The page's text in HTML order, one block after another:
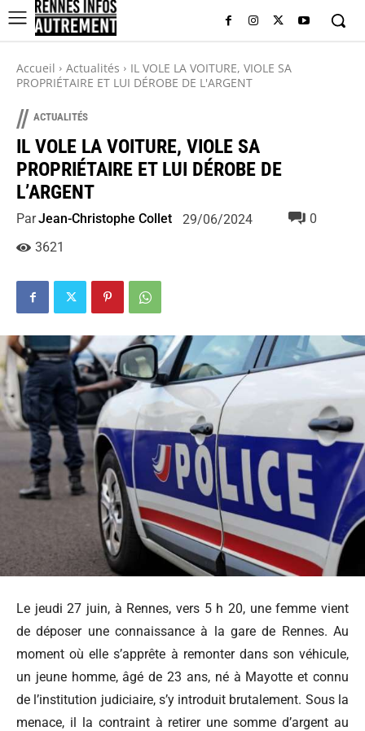
Accueil Actualités
IL VOLE LA VOITURE, VIOLE SA
PROPRIÉTAIRE ET LUI DÉROBE DE L'ARGENT
// ACTUALITÉS
IL VOLE LA VOITURE, VIOLE SA
PROPRIÉTAIRE ET LUI DÉROBE DE
L’ARGENT
ParJean-Christophe Collet 29/06/2024
0
3621
Le jeudi 27 juin, à Rennes, vers 5 h 20, une femme vient
de déposer une connaissance à la gare de Rennes. Au
moment où elle s’apprête à remonter dans son véhicule,
un jeune homme, âgé de 23 ans, né à Mayotte et connu
de l’institution judiciaire, s’y introduit brutalement. Sous la
menace, il la contraint à retirer une somme d’argent au